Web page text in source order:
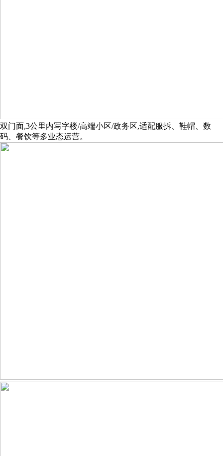
双门面,3公里内写字楼/高端小区/政务区,适配服拆、鞋帽、数
码、餐饮等多业态运营。